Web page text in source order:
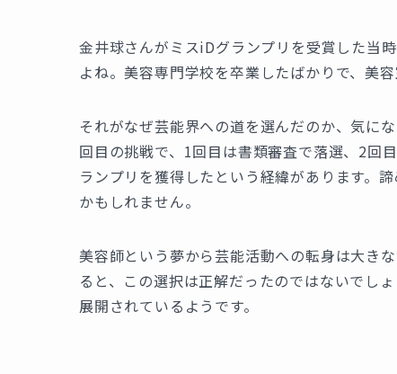
金井球さんがミスiDグランプリを受賞した当
よね。美容専門学校を卒業したばかりで、美
それがなぜ芸能界への道を選んだのか、気に
回目の挑戦で、1回目は書類審査で落選、2回
ランプリを獲得したという経緯があります。
かもしれません。
美容師という夢から芸能活動への転身は大き
ると、この選択は正解だったのではないでし
展開されているようです。